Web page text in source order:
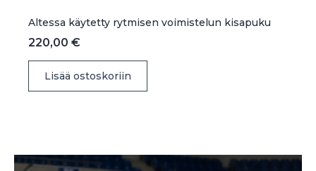
Altessa käytetty rytmisen voimistelun kisapuku
220,00 €
Lisää ostoskoriin